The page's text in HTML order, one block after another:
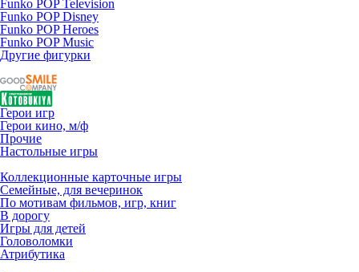
Funko POP Television
Funko POP Disney
Funko POP Heroes
Funko POP Music
Другие фигурки
Герои игр
Герои кино, м/ф
Прочие
Настольные игры
Коллекционные карточные игры
Семейные, для вечеринок
По мотивам фильмов, игр, книг
В дорогу
Игры для детей
Головоломки
Атрибутика